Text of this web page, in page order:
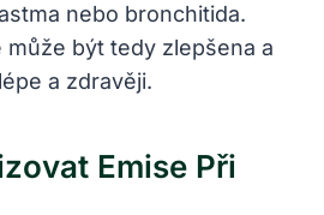
nebo bronchitida.
může být tedy zlepšena a
a zdravěji.
Emise Při